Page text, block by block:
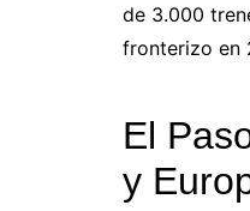
de 3.000
fronterizo en
El
y